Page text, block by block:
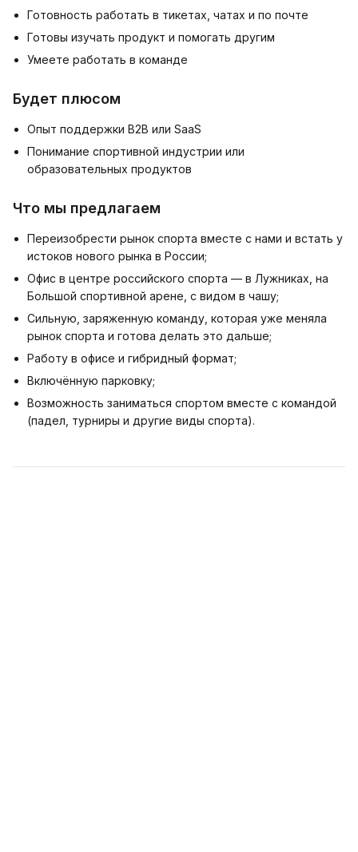
Готовность работать в тикетах, чатах и по почте
Готовы изучать продукт и помогать другим
Умеете работать в команде
Будет плюсом
Опыт поддержки B2B или SaaS
Понимание спортивной индустрии или
образовательных продуктов
Что мы предлагаем
Переизобрести рынок спорта вместе с нами и встать у
истоков нового рынка в России;
Офис в центре российского спорта — в Лужниках, на
Большой спортивной арене, с видом в чашу;
Сильную, заряженную команду, которая уже меняла
рынок спорта и готова делать это дальше;
Работу в офисе и гибридный формат;
Включённую парковку;
Возможность заниматься спортом вместе с командой
(падел, турниры и другие виды спорта).